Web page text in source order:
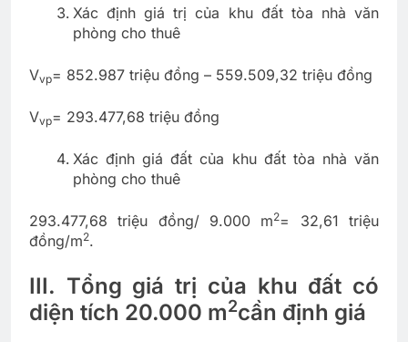
Xác định giá trị của khu đất tòa nhà văn
phòng cho thuê
Vvp= 852.987 triệu đồng – 559.509,32 triệu đồng
Vvp= 293.477,68 triệu đồng
Xác định giá đất của khu đất tòa nhà văn
phòng cho thuê
293.477,68 triệu đồng/ 9.000 m2= 32,61 triệu
đồng/m2.
III. Tổng giá trị của khu đất có
diện tích 20.000 m2cần định giá